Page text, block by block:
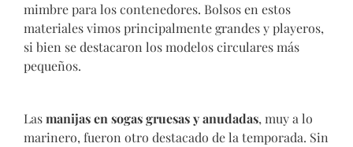
mimbre para los contenedores. Bolsos en estos
materiales vimos principalmente grandes y playeros,
si bien se destacaron los modelos circulares más
pequeños.
Lasmanijas en sogas gruesas y anudadas, muy a lo
marinero, fueron otro destacado de la temporada. Sin